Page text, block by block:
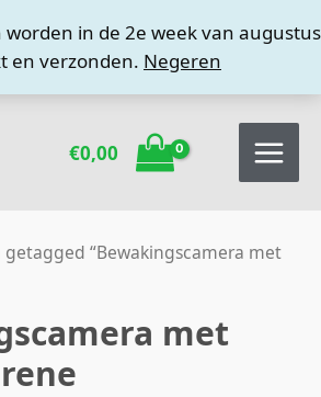
worden in de 2e week van augustus
en verzonden. Negeren
€0,00
“Bewakingscamera met
met